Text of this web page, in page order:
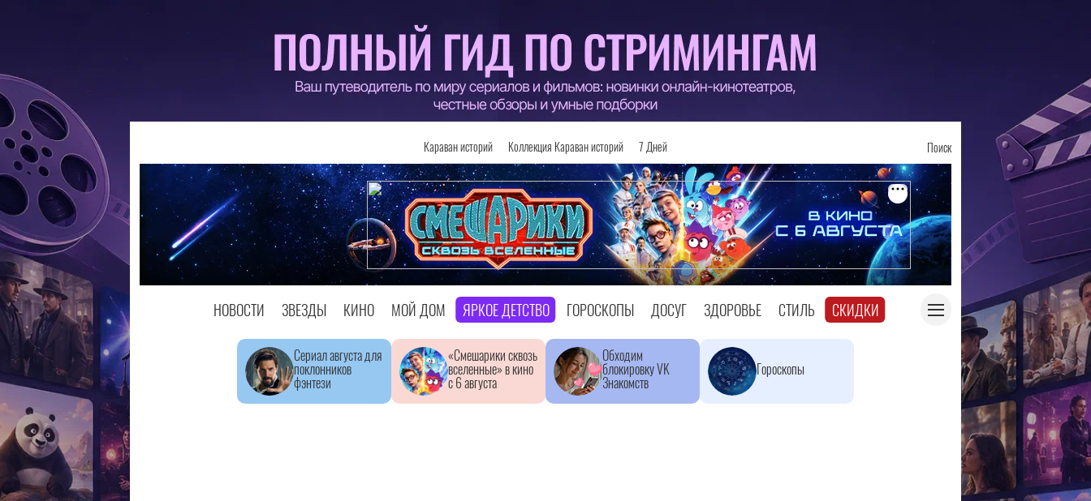
Караван историй Коллекция Караван историй 7 Дней Поиск
НОВОСТИ ЗВЕЗДЫ КИНО МОЙ ДОМ ЯРКОЕ ДЕТСТВО ГОРОСКОПЫ ДОСУГ ЗДОРОВЬЕ СТИЛЬ СКИДКИ
Сериал августа для
поклонников
фэнтези
«Смешарики сквозь
вселенные» в кино
с 6 августа
Обходим
блокировку VK
Знакомств
Гороскопы